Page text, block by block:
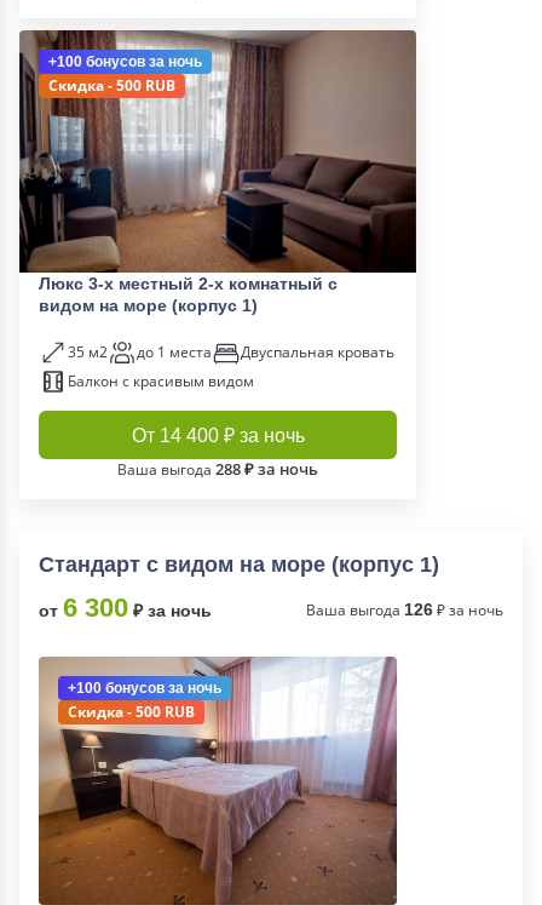
+100 бонусов за ночь
Скидка - 500 RUB
Люкс 3-х местный 2-х комнатный с
видом на море (корпус 1)
35 м2 до 1 места
Двуспальная кровать
Балкон с красивым видом
От 14 400 ₽ за ночь
Ваша выгода 288 ₽ за ночь
Стандарт с видом на море (корпус 1)
от 6 300 ₽ за ночь Ваша выгода 126₽ за ночь
+100 бонусов за ночь
Скидка - 500 RUB